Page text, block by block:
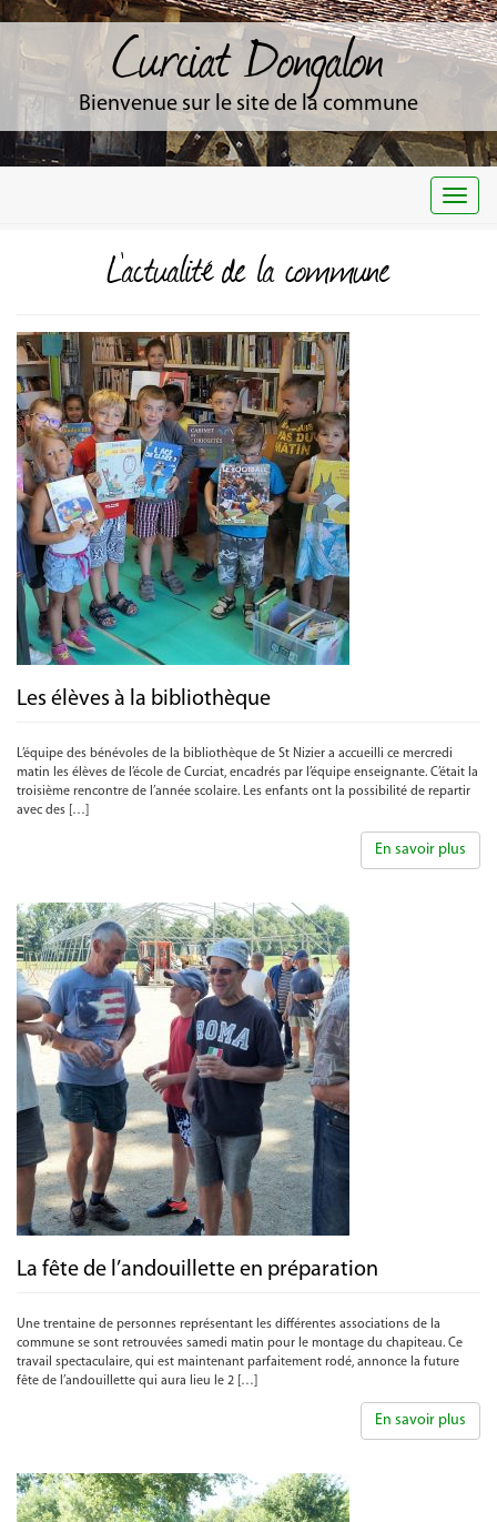
Curciat Dongalon
Bienvenue sur le site de la commune
L'actualité de la commune
Les élèves à la bibliothèque
L’équipe des bénévoles de la bibliothèque de St Nizier a accueilli ce mercredi
matin les élèves de l’école de Curciat, encadrés par l’équipe enseignante. C’était la
troisième rencontre de l’année scolaire. Les enfants ont la possibilité de repartir
avec des […]
En savoir plus
La fête de l’andouillette en préparation
Une trentaine de personnes représentant les différentes associations de la
commune se sont retrouvées samedi matin pour le montage du chapiteau. Ce
travail spectaculaire, qui est maintenant parfaitement rodé, annonce la future
fête de l’andouillette qui aura lieu le 2 […]
En savoir plus